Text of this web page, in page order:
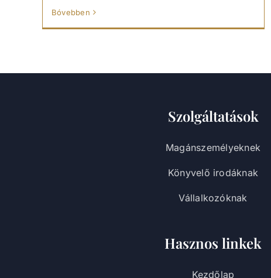
Bóvebben
Szolgáltatások
Magánszemélyeknek
Könyvelő irodáknak
Vállalkozóknak
Hasznos linkek
Kezdőlap